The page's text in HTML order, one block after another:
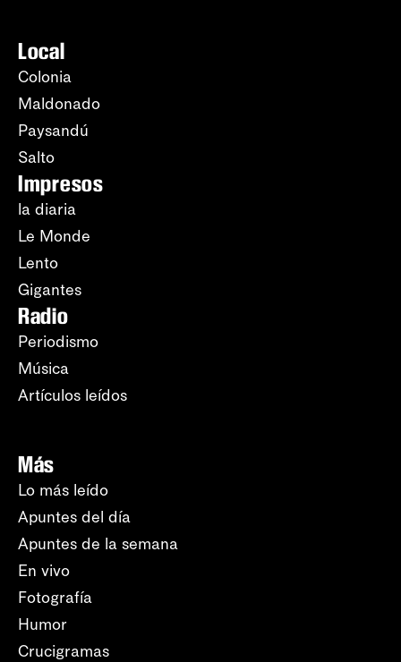
Local
Colonia
Maldonado
Paysandú
Salto
Impresos
la diaria
Le Monde
Lento
Gigantes
Radio
Periodismo
Música
Artículos leídos
Más
Lo más leído
Apuntes del día
Apuntes de la semana
En vivo
Fotografía
Humor
Crucigramas